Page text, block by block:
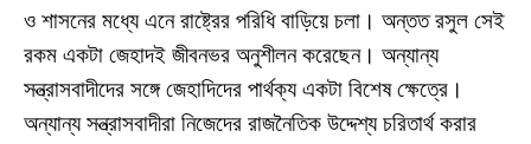
ও শাসনের মধ্যে এনে রাষ্ট্রের পরিধি বাড়িয়ে চলা। অন্তত রসুল সেই
রকম একটা জেহাদই জীবনভর অনুশীলন করেছেন। অন্যান্য
সন্ত্রাসবাদীদের সঙ্গে জেহাদিদের পার্থক্য একটা বিশেষ ক্ষেত্রে।
অন্যান্য সন্ত্রাসবাদীরা নিজেদের রাজনৈতিক উদ্দেশ্য চরিতার্থ করার